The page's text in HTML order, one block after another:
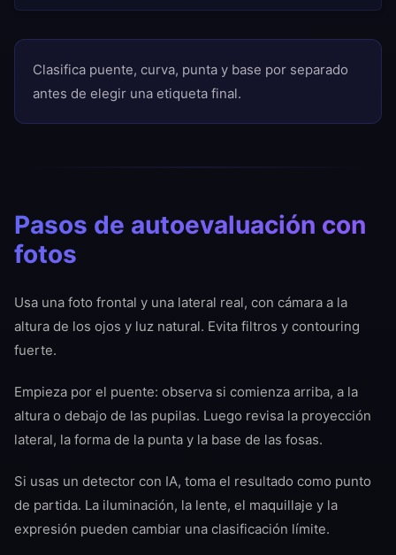
Clasifica puente, curva, punta y base por separado
antes de elegir una etiqueta final.
Pasos de autoevaluación con
fotos
Usa una foto frontal y una lateral real, con cámara a la
altura de los ojos y luz natural. Evita filtros y contouring
fuerte.
Empieza por el puente: observa si comienza arriba, a la
altura o debajo de las pupilas. Luego revisa la proyección
lateral, la forma de la punta y la base de las fosas.
Si usas un detector con IA, toma el resultado como punto
de partida. La iluminación, la lente, el maquillaje y la
expresión pueden cambiar una clasificación límite.